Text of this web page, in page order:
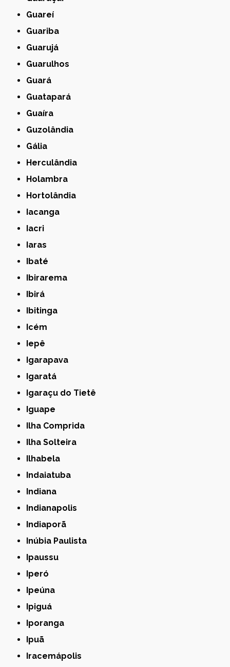
Guareí
Guariba
Guarujá
Guarulhos
Guará
Guatapará
Guaíra
Guzolândia
Gália
Herculândia
Holambra
Hortolândia
Iacanga
Iacri
Iaras
Ibaté
Ibirarema
Ibirá
Ibitinga
Icém
Iepê
Igarapava
Igaratá
Igaraçu do Tietê
Iguape
Ilha Comprida
Ilha Solteira
Ilhabela
Indaiatuba
Indiana
Indianapolis
Indiaporã
Inúbia Paulista
Ipaussu
Iperó
Ipeúna
Ipiguá
Iporanga
Ipuã
Iracemápolis